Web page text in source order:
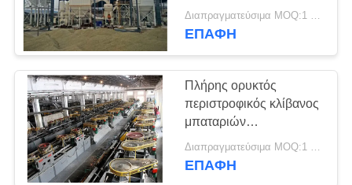
εύκολη ζωή υπηρεσιών
εγκατάστασης μακριά
Διαπραγματεύσιμα MOQ:1 ομάδα
ΕΠΑΦΉ
Πλήρης ορυκτός
περιστροφικός κλίβανος
μπαταριών
αποκατάστασης
μολύβδου γραμμών
Διαπραγματεύσιμα MOQ:1 ομάδα
ΕΠΑΦΉ